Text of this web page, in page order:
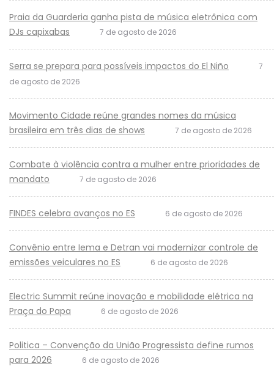
Praia da Guarderia ganha pista de música eletrônica com
DJs capixabas
7 de agosto de 2026
Serra se prepara para possíveis impactos do El Niño
7
de agosto de 2026
Movimento Cidade reúne grandes nomes da música
brasileira em três dias de shows
7 de agosto de 2026
Combate à violência contra a mulher entre prioridades de
mandato
7 de agosto de 2026
FINDES celebra avanços no ES 6 de agosto de 2026
Convênio entre Iema e Detran vai modernizar controle de
emissões veiculares no ES
6 de agosto de 2026
Electric Summit reúne inovação e mobilidade elétrica na
Praça do Papa
6 de agosto de 2026
Politica – Convenção da União Progressista define rumos
para 2026
6 de agosto de 2026